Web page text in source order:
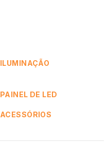
ILUMINAÇÃO
PAINEL DE LED
ACESSÓRIOS